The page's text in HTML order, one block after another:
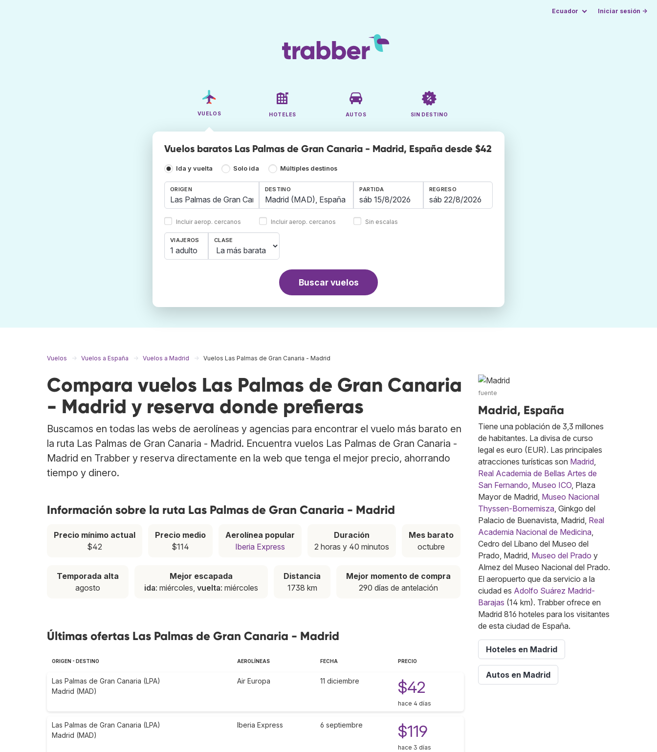
Ecuador Iniciar sesión →
VUELOS HOTELES AUTOS SIN DESTINO
Vuelos baratos Las Palmas de Gran Canaria - Madrid, España desde $42
Ida y vuelta Solo ida Múltiples destinos
ORIGEN
Incluir aerop. cercanos
DESTINO
Incluir aerop. cercanos
PARTIDA REGRESO
Sin escalas
VIAJEROS
1 adulto
CLASE
Buscar vuelos
Vuelos Vuelos a España Vuelos a Madrid Vuelos Las Palmas de Gran Canaria - Madrid
Compara vuelos Las Palmas de Gran Canaria
- Madrid y reserva donde prefieras
Buscamos en todas las webs de aerolíneas y agencias para encontrar el vuelo más barato en
la ruta Las Palmas de Gran Canaria - Madrid. Encuentra vuelos Las Palmas de Gran Canaria -
Madrid en Trabber y reserva directamente en la web que tenga el mejor precio, ahorrando
tiempo y dinero.
Información sobre la ruta Las Palmas de Gran Canaria - Madrid
Precio mínimo actual
$42
Precio medio
$114
Aerolínea popular
Iberia Express
Duración
2 horas y 40 minutos
Mes barato
octubre
Temporada alta
agosto
Mejor escapada
ida: miércoles, vuelta: miércoles
Distancia
1738 km
Mejor momento de compra
290 días de antelación
Últimas ofertas Las Palmas de Gran Canaria - Madrid
ORIGEN - DESTINO AEROLÍNEAS FECHA PRECIO
Las Palmas de Gran Canaria (LPA)
Madrid (MAD)
Air Europa 11 diciembre $42
hace 4 días
Las Palmas de Gran Canaria (LPA)
Madrid (MAD)
Iberia Express 6 septiembre $119
hace 3 días
fuente
Madrid, España
Tiene una población de 3,3 millones
de habitantes. La divisa de curso
legal es euro (EUR). Las principales
atracciones turísticas son Madrid,
Real Academia de Bellas Artes de
San Fernando, Museo ICO, Plaza
Mayor de Madrid, Museo Nacional
Thyssen-Bornemisza, Ginkgo del
Palacio de Buenavista, Madrid, Real
Academia Nacional de Medicina,
Cedro del Líbano del Museo del
Prado, Madrid, Museo del Prado y
Almez del Museo Nacional del Prado.
El aeropuerto que da servicio a la
ciudad es Adolfo Suárez Madrid-
Barajas (14 km). Trabber ofrece en
Madrid 816 hoteles para los visitantes
de esta ciudad de España.
Hoteles en Madrid
Autos en Madrid